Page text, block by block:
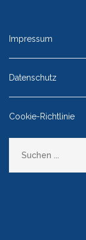
Impressum
Datenschutz
Cookie-Richtlinie